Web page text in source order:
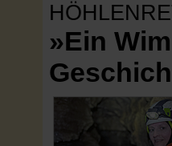
»Ein